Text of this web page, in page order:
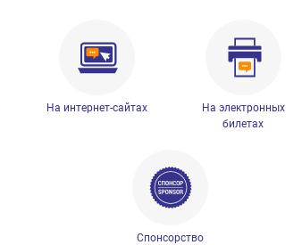
На интернет-сайтах
На электронных
билетах
Спонсорство